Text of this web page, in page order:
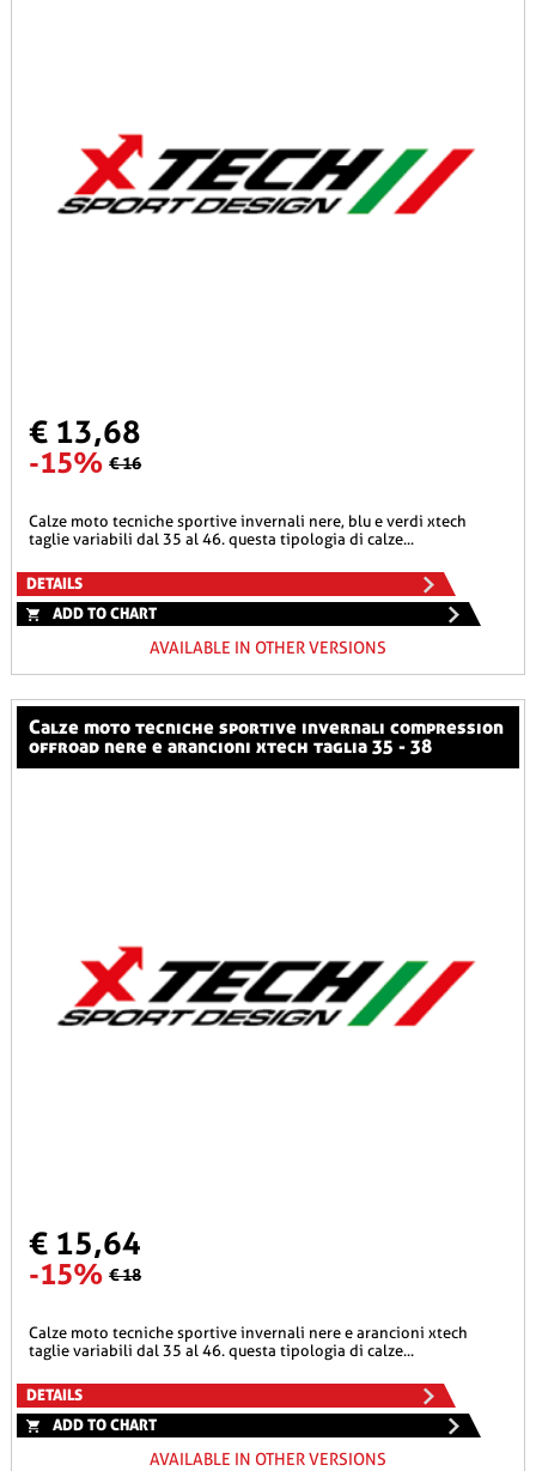
€ 13,68
-15% € 16
calze moto tecniche sportive invernali nere, blu e verdi xtech
taglie variabili dal 35 al 46. questa tipologia di calze...
DETAILS
ADD TO CHART
AVAILABLE IN OTHER VERSIONS
calze moto tecniche sportive invernali compression
offroad nere e arancioni xtech taglia 35 - 38
€ 15,64
-15% € 18
calze moto tecniche sportive invernali nere e arancioni xtech
taglie variabili dal 35 al 46. questa tipologia di calze...
DETAILS
ADD TO CHART
AVAILABLE IN OTHER VERSIONS